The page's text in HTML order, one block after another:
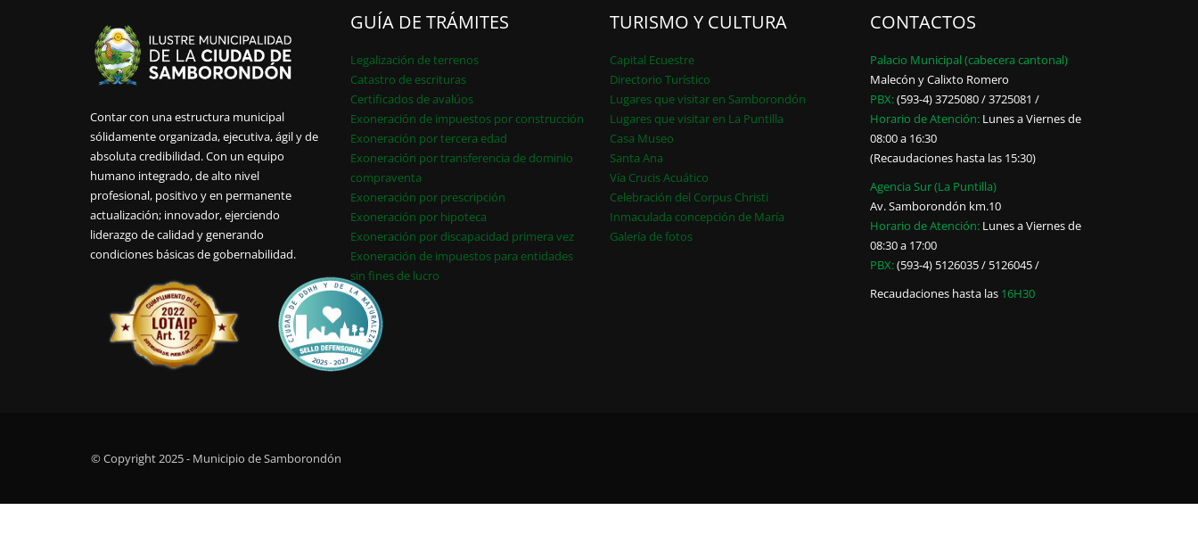
Contar con una estructura municipal
sólidamente organizada, ejecutiva, ágil y de
absoluta credibilidad. Con un equipo
humano integrado, de alto nivel
profesional, positivo y en permanente
actualización; innovador, ejerciendo
liderazgo de calidad y generando
condiciones básicas de gobernabilidad.
GUÍA DE TRÁMITES
Legalización de terrenos
Catastro de escrituras
Certificados de avalúos
Exoneración de impuestos por construcción
Exoneración por tercera edad
Exoneración por transferencia de dominio
compraventa
Exoneración por prescripción
Exoneración por hipoteca
Exoneración por discapacidad primera vez
Exoneración de impuestos para entidades
sin fines de lucro
TURISMO Y CULTURA
Capital Ecuestre
Directorio Turístico
Lugares que visitar en Samborondón
Lugares que visitar en La Puntilla
Casa Museo
Santa Ana
Vía Crucis Acuático
Celebración del Corpus Christi
Inmaculada concepción de María
Galería de fotos
CONTACTOS
Palacio Municipal (cabecera cantonal)
Malecón y Calixto Romero
PBX:(593-4) 3725080 / 3725081 /
Horario de Atención:Lunes a Viernes de
08:00 a 16:30
(Recaudaciones hasta las 15:30)
Agencia Sur (La Puntilla)
Av. Samborondón km.10
Horario de Atención:Lunes a Viernes de
08:30 a 17:00
PBX:(593-4) 5126035 / 5126045 /
Recaudaciones hasta las 16H30
© Copyright 2025 - Municipio de Samborondón